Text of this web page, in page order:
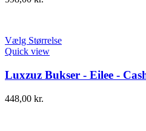
Vælg Størrelse
Quick view
Luxzuz Bukser - Eilee -
448,00 kr.